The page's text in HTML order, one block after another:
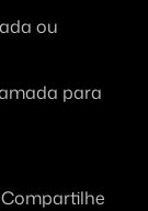
ou
para